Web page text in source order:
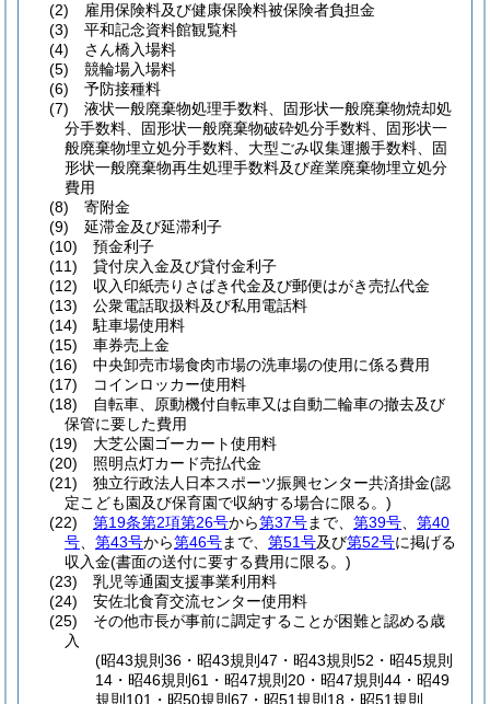
(2)
雇用保険料及び健康保険料被保険者負担金
(3)
平和記念資料館観覧料
(4)
さん橋入場料
(5)
競輪場入場料
(6)
予防接種料
(7)
液状一般廃棄物処理手数料、固形状一般廃棄物焼却処
分手数料、固形状一般廃棄物破砕処分手数料、固形状一
般廃棄物埋立処分手数料、大型ごみ収集運搬手数料、固
形状一般廃棄物再生処理手数料及び産業廃棄物埋立処分
費用
(8)
寄附金
(9)
延滞金及び延滞利子
(10)
預金利子
(11)
貸付戻入金及び貸付金利子
(12)
収入印紙売りさばき代金及び郵便はがき売払代金
(13)
公衆電話取扱料及び私用電話料
(14)
駐車場使用料
(15)
車券売上金
(16)
中央卸売市場食肉市場の洗車場の使用に係る費用
(17)
コインロッカー使用料
(18)
自転車、原動機付自転車又は自動二輪車の撤去及び
保管に要した費用
(19)
大芝公園ゴーカート使用料
(20)
照明点灯カード売払代金
(21)
独立行政法人日本スポーツ振興センター共済掛金(認
定こども園及び保育園で収納する場合に限る。)
(22)
第19条第2項第26号から第37号まで、 第39号
第40
号
第43号から第46号まで、 第51号及び第52号に掲げる
収入金(書面の送付に要する費用に限る。)
(23)
乳児等通園支援事業利用料
(24)
安佐北食育交流センター使用料
(25)
その他市長が事前に調定することが困難と認める歳
入
(昭43規則36・昭43規則47・昭43規則52・昭45規則
14・昭46規則61・昭47規則20・昭47規則44・昭49
規則101・昭50規則67・昭51規則18・昭51規則